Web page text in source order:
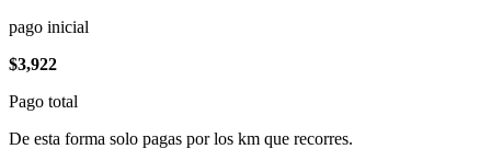
pago inicial
$3,922
Pago total
De esta forma solo pagas por los km que recorres.